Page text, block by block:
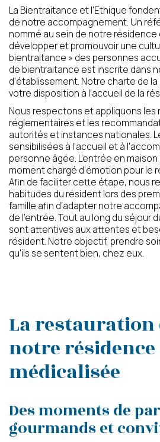
Calculer six moins deux ?
(en chiffres)
J’autorise l’utilisation des
personnelles,
politique de confidentialité
Conformément aux dispositions
du Code de la Consommation,
inscrire sur la liste d’opposition
téléphonique « Bloctel »
https://www.bloctel.gouv.fr/
La Bientraitance et l’Ethique
de notre accompagnement. Un
nommé au sein de notre résidence
développer et promouvoir une
bientraitance » des personnes
de bientraitance est inscrite dans
d’établissement. Notre charte de
votre disposition à l’accueil de la
Nous respectons et appliquons les
réglementaires et les
autorités et instances nationales.
sensibilisées à l'accueil et à
personne âgée. L'entrée en
moment chargé d'émotion pour le
Afin de faciliter cette étape, nous
habitudes du résident lors des
famille afin d'adapter notre
de l'entrée. Tout au long du séjour
sont attentives aux attentes et
résident. Notre objectif, prendre
qu'ils se sentent bien, chez eux.
La restauration
notre résidence
médicalisée
Des moments de
gourmands et